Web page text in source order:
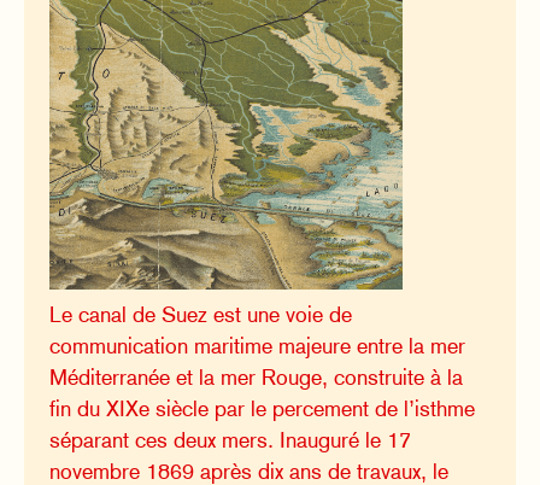
Le canal de Suez est une voie de
communication maritime majeure entre la mer
Méditerranée et la mer Rouge, construite à la
fin du XIXe siècle par le percement de l’isthme
séparant ces deux mers. Inauguré le 17
novembre 1869 après dix ans de travaux, le